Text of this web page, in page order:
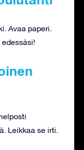
Avaa paperi.
Leikkaa se irti.